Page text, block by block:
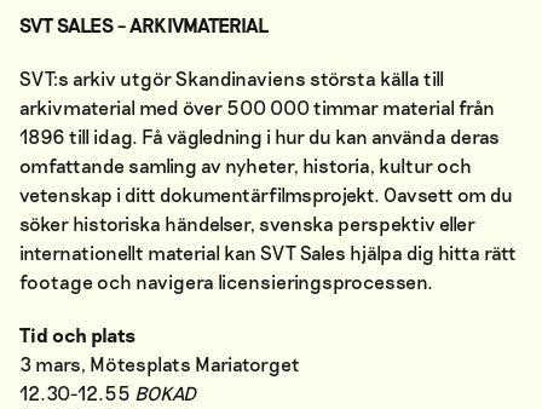
SVT SALES – ARKIVMATERIAL
SVT:s arkiv utgör Skandinaviens största källa till
arkivmaterial med över 500 000 timmar material från
1896 till idag. Få vägledning i hur du kan använda deras
omfattande samling av nyheter, historia, kultur och
vetenskap i ditt dokumentärfilmsprojekt. Oavsett om du
söker historiska händelser, svenska perspektiv eller
internationellt material kan SVT Sales hjälpa dig hitta rätt
footage och navigera licensieringsprocessen.
Tid och plats
3 mars, Mötesplats Mariatorget
12.30-12.55 BOKAD